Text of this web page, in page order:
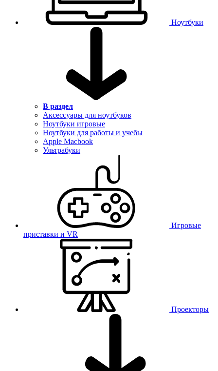
Ноутбуки
В раздел
Аксессуары для ноутбуков
Ноутбуки игровые
Ноутбуки для работы и учебы
Apple Macbook
Ультрабуки
Игровые
приставки и VR
Проекторы